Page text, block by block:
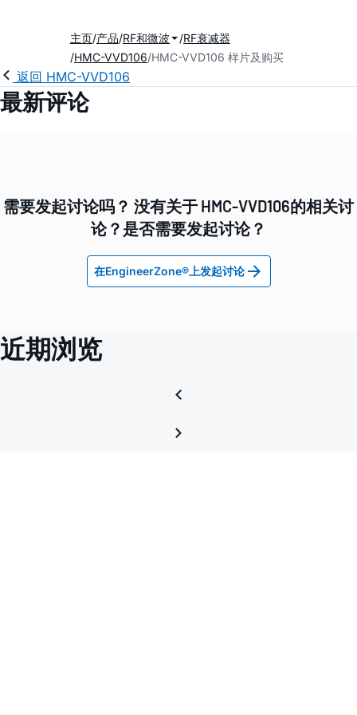
主页 产品 RF和微波
RF衰减器
HMC-VVD106 HMC-VVD106 样片及购买
返回 HMC-VVD106
最新评论
需要发起讨论吗？ 没有关于 HMC-VVD106的相关讨
论？是否需要发起讨论？
在EngineerZone®上发起讨论
近期浏览